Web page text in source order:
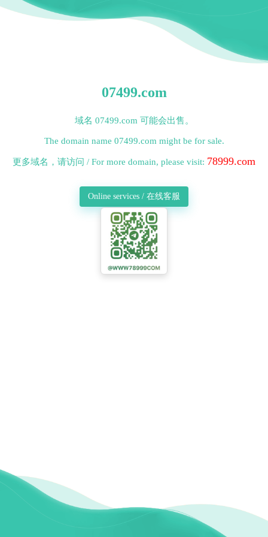
07499.com
域名 07499.com 可能会出售。
The domain name 07499.com might be for sale.
更多域名，请访问 / For more domain, please visit: 78999.com
Online services / 在线客服